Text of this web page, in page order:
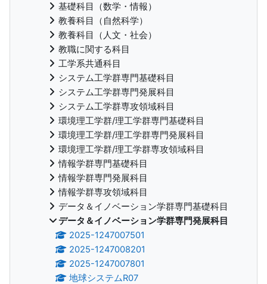
基礎科目（数学・情報）
教養科目（自然科学）
教養科目（人文・社会）
教職に関する科目
工学系共通科目
システム工学群専門基礎科目
システム工学群専門発展科目
システム工学群専攻領域科目
環境理工学群/理工学群専門基礎科目
環境理工学群/理工学群専門発展科目
環境理工学群/理工学群専攻領域科目
情報学群専門基礎科目
情報学群専門発展科目
情報学群専攻領域科目
データ＆イノベーション学群専門基礎科目
データ＆イノベーション学群専門発展科目
2025-1247007501
2025-1247008201
2025-1247007801
地球システムR07